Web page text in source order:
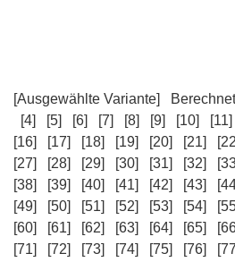
[Ausgewählte Variante]
[4]
[5] [6] [7] [8] [9] [10] [11]
[16]
[17] [18] [19] [20] [21]
[27]
[28] [29] [30] [31] [32]
[38]
[39] [40] [41] [42] [43]
[49]
[50] [51] [52] [53] [54]
[60]
[61] [62] [63] [64] [65]
[71]
[72] [73] [74] [75] [76]